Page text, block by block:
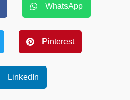
WhatsApp
Pinterest
LinkedIn